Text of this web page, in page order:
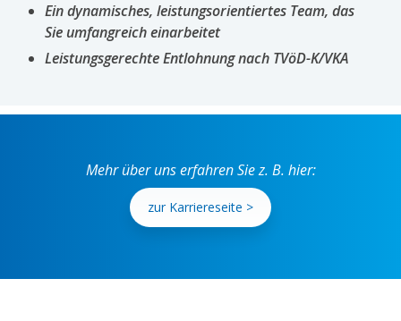
Ein dynamisches, leistungsorientiertes Team, das
Sie umfangreich einarbeitet
Leistungsgerechte Entlohnung nach TVöD-K/VKA
Mehr über uns erfahren Sie z. B. hier:
zur Karriereseite >